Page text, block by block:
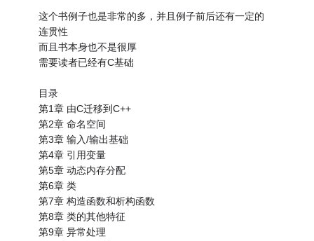
这个书例子也是非常的多，并且例子前后还有一定的
连贯性
而且书本身也不是很厚
需要读者已经有C基础
目录
第1章 由C迁移到C++
第2章 命名空间
第3章 输入/输出基础
第4章 引用变量
第5章 动态内存分配
第6章 类
第7章 构造函数和析构函数
第8章 类的其他特征
第9章 异常处理